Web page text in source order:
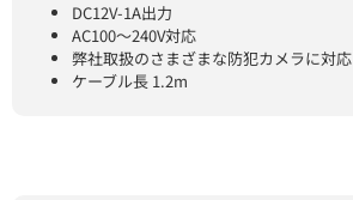
DC12V-1A出力
AC100～240V対応
弊社取扱のさまざまな防犯カメラに対応
ケーブル長 1.2m